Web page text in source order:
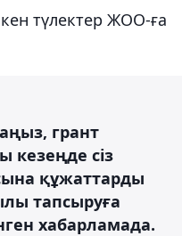
түлектер ЖОО-ға
грант
кезеңде сіз
құжаттарды
тапсыруға
хабарламада.